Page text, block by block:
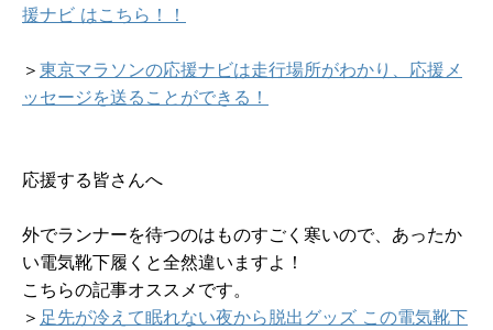
援ナビ はこちら！！
＞ 東京マラソンの応援ナビは走行場所がわかり、応援メ
ッセージを送ることができる！
応援する皆さんへ
外でランナーを待つのはものすごく寒いので、あったか
い電気靴下履くと全然違いますよ！
こちらの記事オススメです。
＞ 足先が冷えて眠れない夜から脱出グッズ この電気靴下